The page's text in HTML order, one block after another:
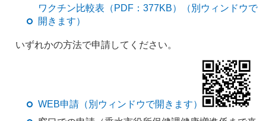
ワクチン比較表（PDF：377KB）（別ウィンドウで
開きます）
いずれかの方法で申請してください。
WEB申請（別ウィンドウで開きます）